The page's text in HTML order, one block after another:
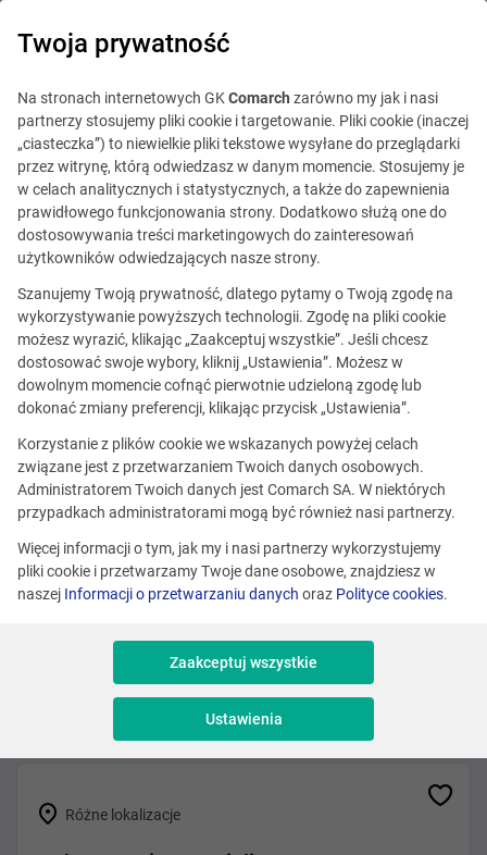
Ta oferta jest już
nieaktualna.
Zobacz podobne oferty
Kraków
Security Engineer (K/M/X)
Różne lokalizacje
Twoja prywatność
Na stronach internetowych GKComarch zarówno my jak i nasi
partnerzy stosujemy pliki cookie i targetowanie. Pliki cookie (inaczej
„ciasteczka”) to niewielkie pliki tekstowe wysyłane do przeglądarki
przez witrynę, którą odwiedzasz w danym momencie. Stosujemy je
w celach analitycznych i statystycznych, a także do zapewnienia
prawidłowego funkcjonowania strony. Dodatkowo służą one do
dostosowywania treści marketingowych do zainteresowań
użytkowników odwiedzających nasze strony.
Szanujemy Twoją prywatność, dlatego pytamy o Twoją zgodę na
wykorzystywanie powyższych technologii. Zgodę na pliki cookie
możesz wyrazić, klikając „Zaakceptuj wszystkie”. Jeśli chcesz
dostosować swoje wybory, kliknij „Ustawienia”. Możesz w
dowolnym momencie cofnąć pierwotnie udzieloną zgodę lub
dokonać zmiany preferencji, klikając przycisk „Ustawienia”.
Korzystanie z plików cookie we wskazanych powyżej celach
związane jest z przetwarzaniem Twoich danych osobowych.
Administratorem Twoich danych jest Comarch SA. W niektórych
przypadkach administratorami mogą być również nasi partnerzy.
Więcej informacji o tym, jak my i nasi partnerzy wykorzystujemy
pliki cookie i przetwarzamy Twoje dane osobowe, znajdziesz w
naszej Informacji o przetwarzaniu danych oraz Polityce cookies.
Zaakceptuj wszystkie
Ustawienia